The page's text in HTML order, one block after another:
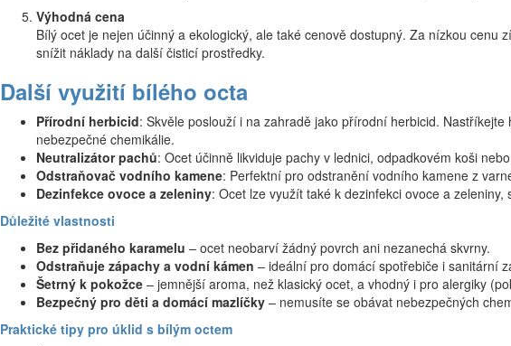
Výhodná cena
Bílý ocet je nejen účinný a ekologický, ale také cenově dostupný. Za nízkou
snížit náklady na další čisticí prostředky.
Další využití bílého octa
Přírodní herbicid: Skvěle poslouží i na zahradě jako přírodní herbicid.
nebezpečné chemikálie.
Neutralizátor pachů: Ocet účinně likviduje pachy v lednici, odpadkovém koši
Odstraňovač vodního kamene: Perfektní pro odstranění vodního kamene z
Dezinfekce ovoce a zeleniny: Ocet lze využít také k dezinfekci ovoce a
Důležité vlastnosti
Bez přidaného karamelu – ocet neobarví žádný povrch ani nezanechá skvrny.
Odstraňuje zápachy a vodní kámen – ideální pro domácí spotřebiče i sanitární
Šetrný k pokožce – jemnější aroma, než klasický ocet, a vhodný i pro alergiky
Bezpečný pro děti a domácí mazlíčky – nemusíte se obávat nebezpečných
Praktické tipy pro úklid s bílým octem